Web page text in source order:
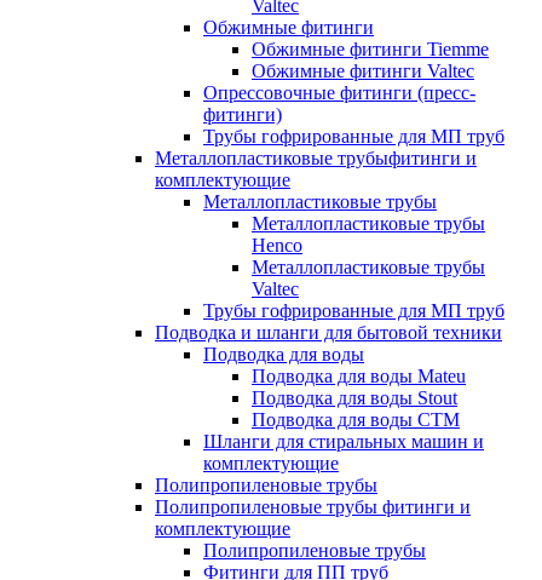
Valtec
Обжимные фитинги
Обжимные фитинги Tiemme
Обжимные фитинги Valtec
Опрессовочные фитинги (пресс-
фитинги)
Трубы гофрированные для МП труб
Металлопластиковые трубыфитинги и
комплектующие
Металлопластиковые трубы
Металлопластиковые трубы
Henco
Металлопластиковые трубы
Valtec
Трубы гофрированные для МП труб
Подводка и шланги для бытовой техники
Подводка для воды
Подводка для воды Mateu
Подводка для воды Stout
Подводка для воды СТМ
Шланги для стиральных машин и
комплектующие
Полипропиленовые трубы
Полипропиленовые трубы фитинги и
комплектующие
Полипропиленовые трубы
Фитинги для ПП труб